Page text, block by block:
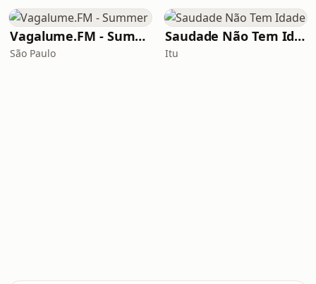
Vagalume.FM - Summer
São Paulo
Saudade Não Tem Idade
Itu